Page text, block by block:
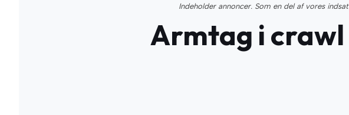
Indeholder annoncer. Som en del af vores
Armtag i